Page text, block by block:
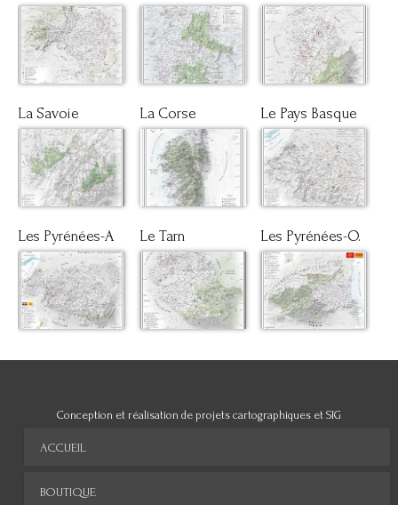
La Savoie La Corse Le Pays Basque
Les Pyrénées-A Le Tarn Les Pyrénées-O.
Conception et réalisation de projets cartographiques et SIG
ACCUEIL
BOUTIQUE